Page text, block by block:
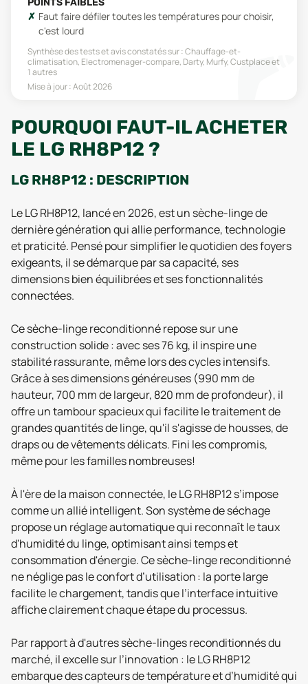
POINTS FAIBLES
Faut faire défiler toutes les températures pour choisir,
c'est lourd
Synthèse des tests et avis constatés sur :Chauffage-et-
climatisation, Electromenager-compare, Darty, Murfy, Custplaceet
1 autres
Mise à jour :Août 2026
POURQUOI FAUT-IL ACHETER
LE LG RH8P12 ?
LG RH8P12 : DESCRIPTION
Le LG RH8P12, lancé en 2026, est un sèche-linge de
dernière génération qui allie performance, technologie
et praticité. Pensé pour simplifier le quotidien des foyers
exigeants, il se démarque par sa capacité, ses
dimensions bien équilibrées et ses fonctionnalités
connectées.
Ce sèche-linge reconditionné repose sur une
construction solide : avec ses 76 kg, il inspire une
stabilité rassurante, même lors des cycles intensifs.
Grâce à ses dimensions généreuses (990 mm de
hauteur, 700 mm de largeur, 820 mm de profondeur), il
offre un tambour spacieux qui facilite le traitement de
grandes quantités de linge, qu'il s'agisse de housses, de
draps ou de vêtements délicats. Fini les compromis,
même pour les familles nombreuses!
À l'ère de la maison connectée, le LG RH8P12 s’impose
comme un allié intelligent. Son système de séchage
propose un réglage automatique qui reconnaît le taux
d'humidité du linge, optimisant ainsi temps et
consommation d'énergie. Ce sèche-linge reconditionné
ne néglige pas le confort d’utilisation : la porte large
facilite le chargement, tandis que l’interface intuitive
affiche clairement chaque étape du processus.
Par rapport à d'autres sèche-linges reconditionnés du
marché, il excelle sur l’innovation : le LG RH8P12
embarque des capteurs de température et d’humidité qui